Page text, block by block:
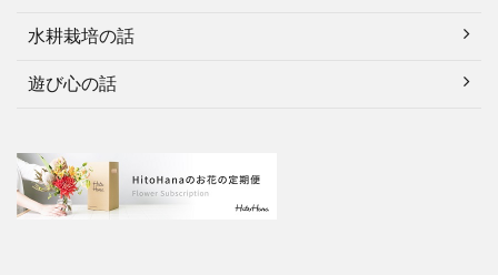
水耕栽培の話
遊び心の話